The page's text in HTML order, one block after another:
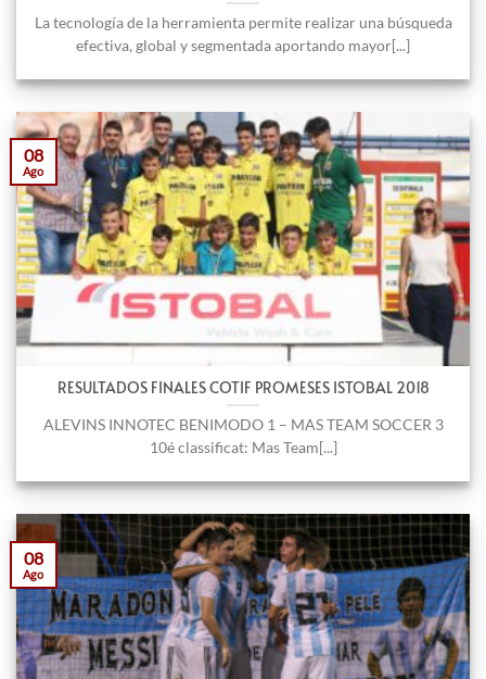
La tecnología de la herramienta permite realizar una búsqueda
efectiva, global y segmentada aportando mayor[...]
RESULTADOS FINALES COTIF PROMESES ISTOBAL 2018
ALEVINS INNOTEC BENIMODO 1 – MAS TEAM SOCCER 3
10é classificat: Mas Team[...]
08
Ago
08
Ago